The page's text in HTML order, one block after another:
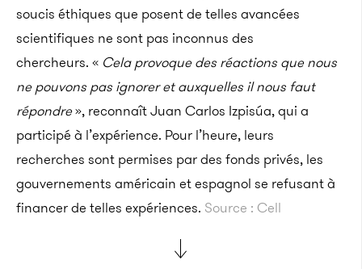
soucis éthiques que posent de telles avancées
scientifiques ne sont pas inconnus des
chercheurs. « Cela provoque des réactions que nous
ne pouvons pas ignorer et auxquelles il nous faut
répondre», reconnaît Juan Carlos Izpisúa, qui a
participé à l’expérience. Pour l’heure, leurs
recherches sont permises par des fonds privés, les
gouvernements américain et espagnol se refusant à
financer de telles expériences. Source : Cell